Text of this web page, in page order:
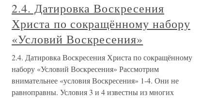
2.4. Датировка Воскресения
Христа по сокращённому набору
«Условий Воскресения»
2.4. Датировка Воскресения Христа по сокращённому
набору «Условий Воскресения» Рассмотрим
внимательнее «условия Воскресения» 1-4. Они не
равноправны. Условия 3 и 4 известны из многих